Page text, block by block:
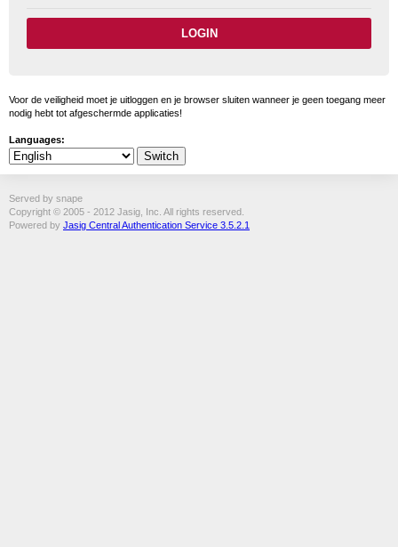
Voor de veiligheid moet je uitloggen en je browser sluiten wanneer je geen toegang meer
nodig hebt tot afgeschermde applicaties!
Languages:
Served by snape
Copyright © 2005 - 2012 Jasig, Inc. All rights reserved.
Powered by Jasig Central Authentication Service 3.5.2.1